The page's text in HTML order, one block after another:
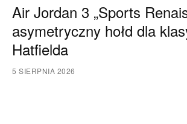
Air Jordan 3 „Sports
asymetryczny hołd dla
Hatfielda
5 SIERPNIA 2026